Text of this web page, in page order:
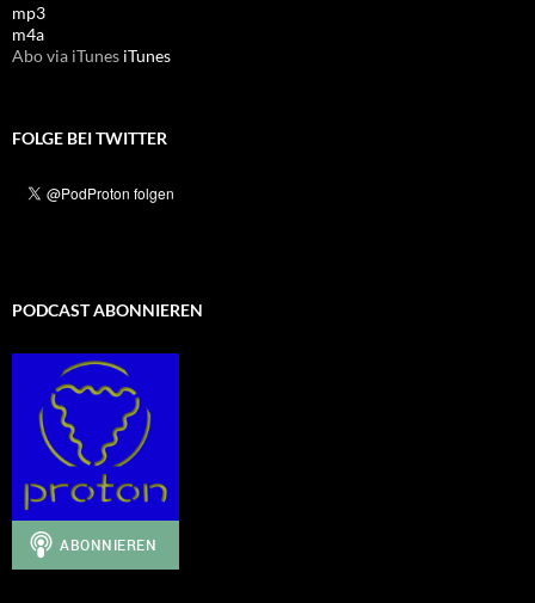
mp3
m4a
Abo via iTunes iTunes
FOLGE BEI TWITTER
PODCAST ABONNIEREN